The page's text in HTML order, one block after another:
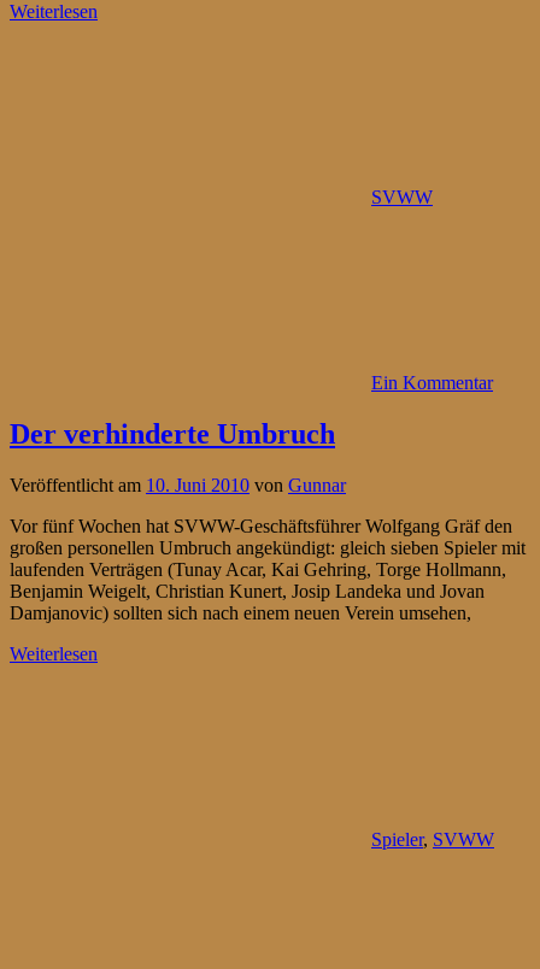
Weiterlesen
SVWW
Ein Kommentar
Der verhinderte Umbruch
Veröffentlicht am 10. Juni 2010 von Gunnar
Vor fünf Wochen hat SVWW-Geschäftsführer Wolfgang Gräf den
großen personellen Umbruch angekündigt: gleich sieben Spieler mit
laufenden Verträgen (Tunay Acar, Kai Gehring, Torge Hollmann,
Benjamin Weigelt, Christian Kunert, Josip Landeka und Jovan
Damjanovic) sollten sich nach einem neuen Verein umsehen,
Weiterlesen
Spieler, SVWW